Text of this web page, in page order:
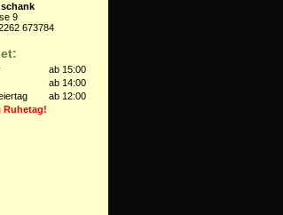
9
673784
ab 15:00
ab 14:00
ab 12:00
Ruhetag!